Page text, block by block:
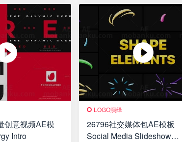
Joker/
Night Show
创意视频AE模
Intro
LOGO演绎
26796社交媒体包AE模板
Social Media Slideshow